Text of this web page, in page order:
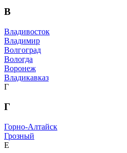
В
Владивосток
Владимир
Волгоград
Вологда
Воронеж
Владикавказ
Г
Г
Горно-Алтайск
Грозный
Е